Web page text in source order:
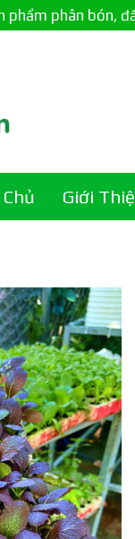
phẩm phân bón,
Giới